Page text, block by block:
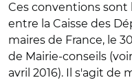
Ces conventions
entre la Caisse des
maires de France, le
de Mairie-conseils
avril 2016). Il s'agit de